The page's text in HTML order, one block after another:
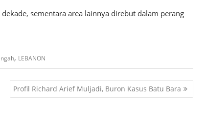
sementara area lainnya direbut dalam perang
, LEBANON
Profil Richard Arief Muljadi, Buron Kasus Batu Bara